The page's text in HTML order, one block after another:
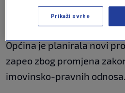
Mještani tvrde da
1999. za manje naselje,
Općina je planirala novi
zapeo zbog promjena
imovinsko-pravnih odnosa.
Prikaži svrhe